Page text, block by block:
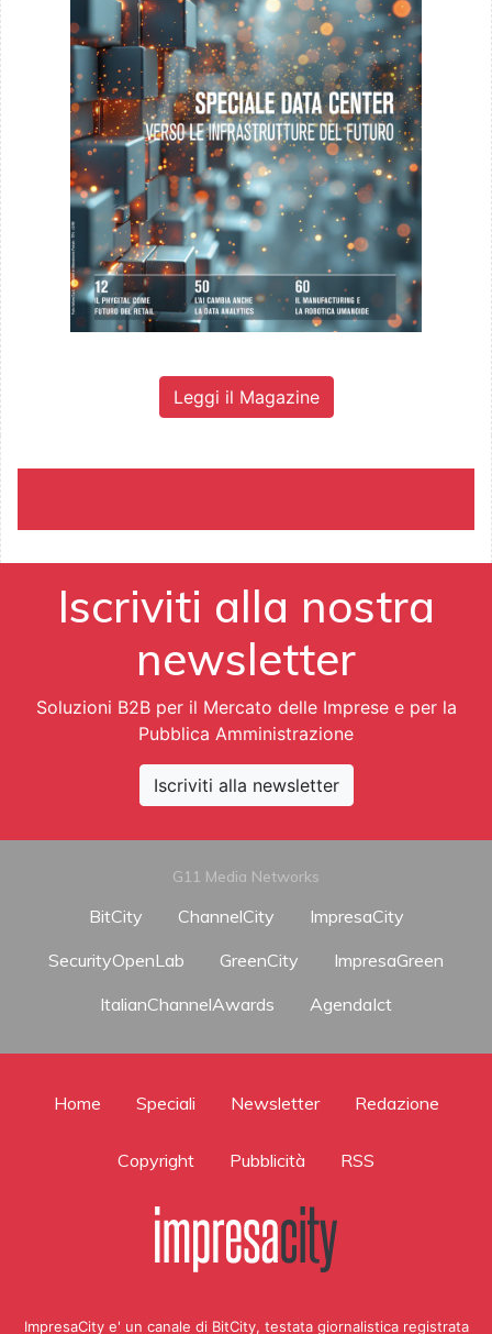
Leggi il Magazine
Iscriviti alla nostra
newsletter
Soluzioni B2B per il Mercato delle Imprese e per la
Pubblica Amministrazione
Iscriviti alla newsletter
G11 Media Networks
BitCity ChannelCity
ImpresaCity
SecurityOpenLab
GreenCity
ImpresaGreen
ItalianChannelAwards
AgendaIct
Home Speciali Newsletter Redazione
Copyright Pubblicità RSS
ImpresaCity e' un canale di BitCity, testata giornalistica registrata